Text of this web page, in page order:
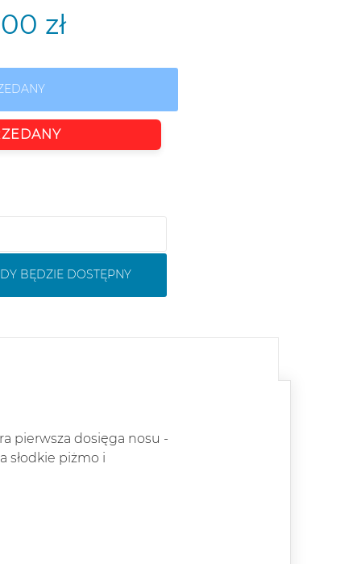
zł
BĘDZIE DOSTĘPNY
pierwsza dosięga nosu -
słodkie piżmo i